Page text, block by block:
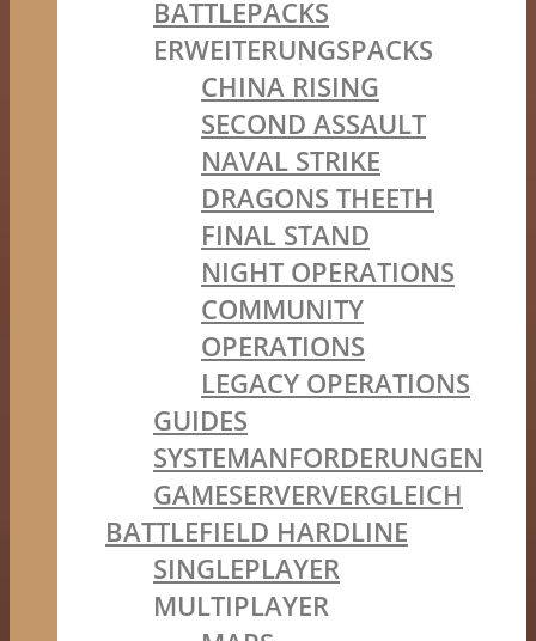
BATTLEPACKS
ERWEITERUNGSPACKS
CHINA RISING
SECOND ASSAULT
NAVAL STRIKE
DRAGONS THEETH
FINAL STAND
NIGHT OPERATIONS
COMMUNITY
OPERATIONS
LEGACY OPERATIONS
GUIDES
SYSTEMANFORDERUNGEN
GAMESERVERVERGLEICH
BATTLEFIELD HARDLINE
SINGLEPLAYER
MULTIPLAYER